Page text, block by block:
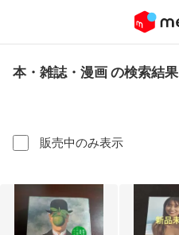
本・雑誌・漫画 の検索結果
販売中のみ表示